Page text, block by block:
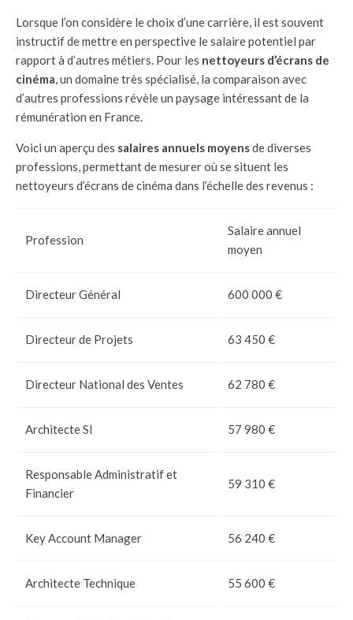
Lorsque l’on considère le choix d’une carrière, il est souvent
instructif de mettre en perspective le salaire potentiel par
rapport à d’autres métiers. Pour les nettoyeurs d’écrans de
cinéma, un domaine très spécialisé, la comparaison avec
d’autres professions révèle un paysage intéressant de la
rémunération en France.
Voici un aperçu des salaires annuels moyensde diverses
professions, permettant de mesurer où se situent les
nettoyeurs d’écrans de cinéma dans l’échelle des revenus :
Profession
Salaire annuel
moyen
Directeur Général 600 000 €
Directeur de Projets 63 450 €
Directeur National des Ventes 62 780 €
Architecte SI 57 980 €
Responsable Administratif et
Financier
59 310 €
Key Account Manager 56 240 €
Architecte Technique 55 600 €